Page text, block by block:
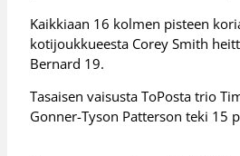
Kaikkiaan 16 kolmen pisteen
kotijoukkueesta Corey Smith
Bernard 19.
Tasaisen vaisusta ToPosta trio
Gonner-Tyson Patterson teki 15